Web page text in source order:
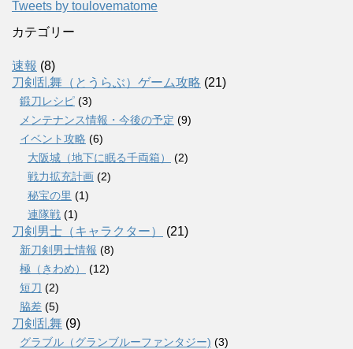
Tweets by toulovematome
カテゴリー
速報 (8)
刀剣乱舞（とうらぶ）ゲーム攻略 (21)
鍛刀レシピ (3)
メンテナンス情報・今後の予定 (9)
イベント攻略 (6)
大阪城（地下に眠る千両箱）
(2)
戦力拡充計画 (2)
秘宝の里 (1)
連隊戦 (1)
刀剣男士（キャラクター） (21)
新刀剣男士情報 (8)
極（きわめ）
(12)
短刀 (2)
脇差 (5)
刀剣乱舞 (9)
グラブル（グランブルーファンタジー) (3)